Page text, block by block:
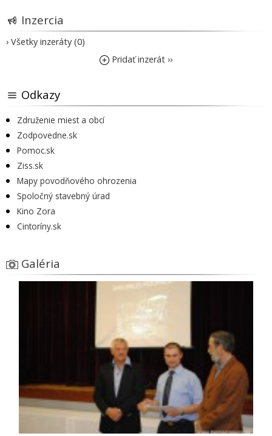
Inzercia
› Všetky inzeráty (0)
Pridať inzerát ››
Odkazy
Združenie miest a obcí
Zodpovedne.sk
Pomoc.sk
Ziss.sk
Mapy povodňového ohrozenia
Spoločný stavebný úrad
Kino Zora
Cintoríny.sk
Galéria